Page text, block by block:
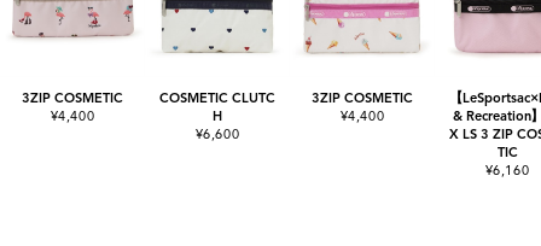
3ZIP COSMETIC
¥4,400
COSMETIC CLUTC
H
¥6,600
3ZIP COSMETIC
¥4,400
【
& Recreation
X LS 3 ZIP
TIC
¥6,160